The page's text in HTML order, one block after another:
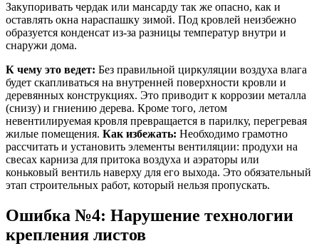
Закупоривать чердак или мансарду так же опасно, как и
оставлять окна нараспашку зимой. Под кровлей неизбежно
образуется конденсат из-за разницы температур внутри и
снаружи дома.
К чему это ведет: Без правильной циркуляции воздуха влага
будет скапливаться на внутренней поверхности кровли и
деревянных конструкциях. Это приводит к коррозии металла
(снизу) и гниению дерева. Кроме того, летом
невентилируемая кровля превращается в парилку, перегревая
жилые помещения. Как избежать: Необходимо грамотно
рассчитать и установить элементы вентиляции: продухи на
свесах карниза для притока воздуха и аэраторы или
коньковый вентиль наверху для его выхода. Это обязательный
этап строительных работ, который нельзя пропускать.
Ошибка №4: Нарушение технологии
крепления листов